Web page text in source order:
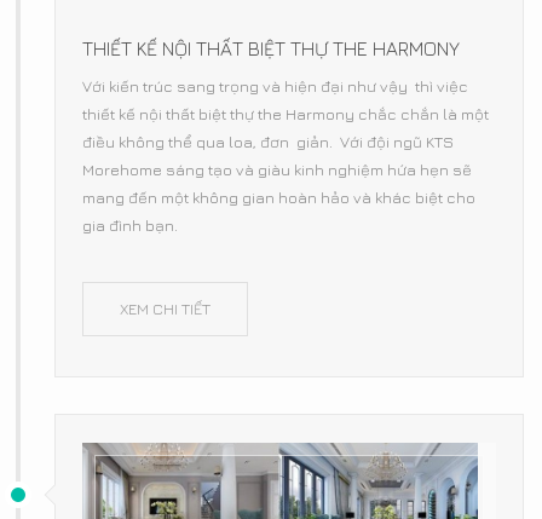
THIẾT KẾ NỘI THẤT BIỆT THỰ THE HARMONY
Với kiến trúc sang trọng và hiện đại như vậy thì việc
thiết kế nội thất biệt thự the Harmony chắc chắn là một
điều không thể qua loa, đơn giản. Với đội ngũ KTS
Morehome sáng tạo và giàu kinh nghiệm hứa hẹn sẽ
mang đến một không gian hoàn hảo và khác biệt cho
gia đình bạn.
XEM CHI TIẾT